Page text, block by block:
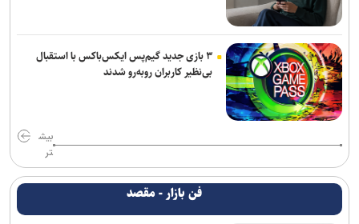
۳ بازی جدید گیم‌پس ایکس‌باکس با استقبال
بی‌نظیر کاربران روبه‌رو شدند
بیش
تر
فن بازار - مقصد